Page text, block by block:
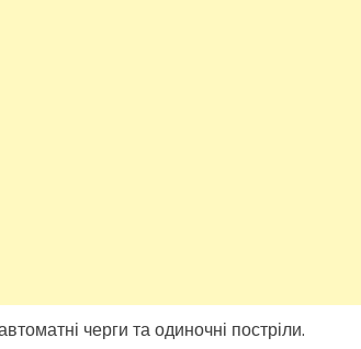
черги та одиночні постріли.